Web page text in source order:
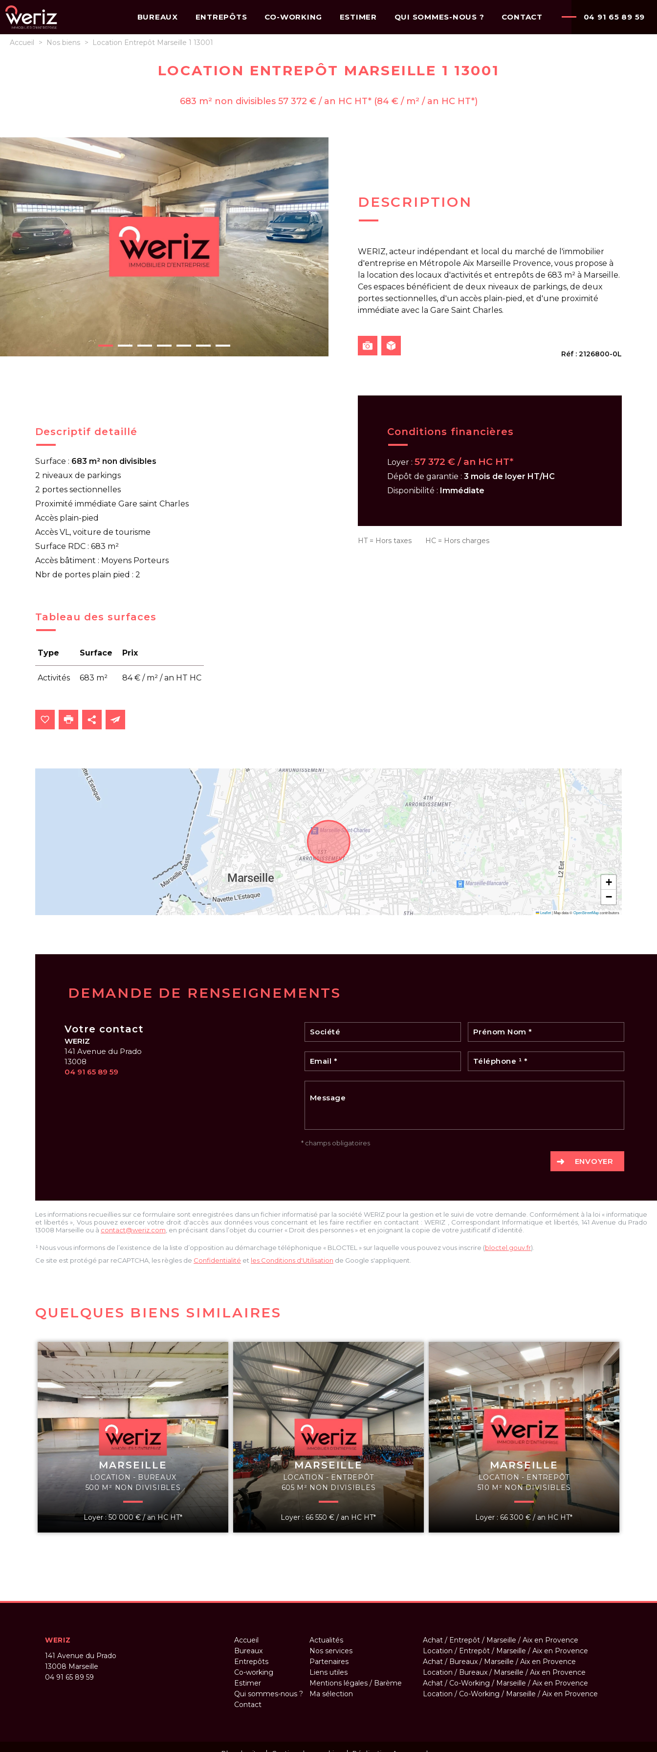
BUREAUX ENTREPÔTS CO-WORKING ESTIMER QUI SOMMES-NOUS ? CONTACT 04 91 65 89 59
Accueil > Nos biens > Location Entrepôt Marseille 1 13001
LOCATION ENTREPÔT MARSEILLE 1 13001
683 m² non divisibles 57 372 € / an HC HT* (84 € / m² / an HC HT*)
DESCRIPTION
WERIZ, acteur indépendant et local du marché de l'immobilier
d'entreprise en Métropole Aix Marseille Provence, vous propose à
la location des locaux d'activités et entrepôts de 683 m² à Marseille.
Ces espaces bénéficient de deux niveaux de parkings, de deux
portes sectionnelles, d'un accès plain-pied, et d'une proximité
immédiate avec la Gare Saint Charles.
Réf : 2126800-0L
Descriptif detaillé
Surface : 683 m² non divisibles
2 niveaux de parkings
2 portes sectionnelles
Proximité immédiate Gare saint Charles
Accès plain-pied
Accès VL, voiture de tourisme
Surface RDC : 683 m²
Accès bâtiment : Moyens Porteurs
Nbr de portes plain pied : 2
Conditions financières
Loyer : 57 372 € / an HC HT*
Dépôt de garantie : 3 mois de loyer HT/HC
Disponibilité : Immédiate
HT = Hors taxes HC = Hors charges
Tableau des surfaces
Type Surface Prix
Activités 683 m² 84 € / m² / an HT HC
+
−
Leaflet|Map data ©OpenStreetMapcontributors
DEMANDE DE RENSEIGNEMENTS
Votre contact
WERIZ
141 Avenue du Prado
13008
04 91 65 89 59
* champs obligatoires
ENVOYER
Les informations recueillies sur ce formulaire sont enregistrées dans un fichier informatisé par la société WERIZ pour la gestion et le suivi de votre demande. Conformément à la loi « informatique
et libertés », Vous pouvez exercer votre droit d'accès aux données vous concernant et les faire rectifier en contactant :WERIZ , Correspondant Informatique et libertés, 141 Avenue du Prado
13008 Marseille ou à contact@weriz.com , en précisant dans l’objet du courrier « Droit des personnes » et en joignant la copie de votre justificatif d’identité.
¹ Nous vous informons de l’existence de la liste d’opposition au démarchage téléphonique « BLOCTEL » sur laquelle vous pouvez vous inscrire (bloctel.gouv.fr).
Ce site est protégé par reCAPTCHA, les règles de Confidentialité et les Conditions d'Utilisation de Google s'appliquent.
QUELQUES BIENS SIMILAIRES
MARSEILLE
LOCATION - BUREAUX
500 M² NON DIVISIBLES
Loyer : 50 000 € / an HC HT*
MARSEILLE
LOCATION - ENTREPÔT
605 M² NON DIVISIBLES
Loyer : 66 550 € / an HC HT*
MARSEILLE
LOCATION - ENTREPÔT
510 M² NON DIVISIBLES
Loyer : 66 300 € / an HC HT*
WERIZ
141 Avenue du Prado
13008 Marseille
04 91 65 89 59
Accueil
Bureaux
Entrepôts
Co-working
Estimer
Qui sommes-nous ?
Contact
Actualités
Nos services
Partenaires
Liens utiles
Mentions légales / Barème
Ma sélection
Achat / Entrepôt / Marseille / Aix en Provence
Location / Entrepôt / Marseille / Aix en Provence
Achat / Bureaux / Marseille / Aix en Provence
Location / Bureaux / Marseille / Aix en Provence
Achat / Co-Working / Marseille / Aix en Provence
Location / Co-Working / Marseille / Aix en Provence